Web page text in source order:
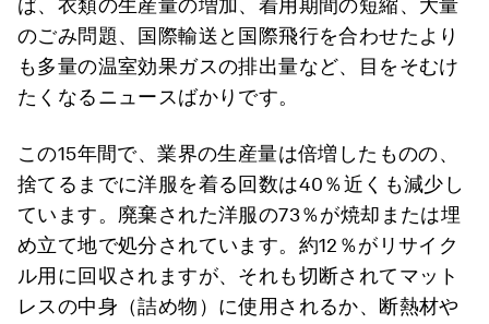
ば、衣類の生産量の増加、着用期間の短縮、大量
のごみ問題、国際輸送と国際飛行を合わせたより
も多量の温室効果ガスの排出量など、目をそむけ
たくなるニュースばかりです。
この15年間で、業界の生産量は倍増したものの、
捨てるまでに洋服を着る回数は40％近くも減少し
ています。廃棄された洋服の73％が焼却または埋
め立て地で処分されています。約12％がリサイク
ル用に回収されますが、それも切断されてマット
レスの中身（詰め物）に使用されるか、断熱材や